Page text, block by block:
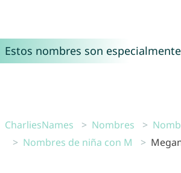
Estos nombres son
CharliesNames Nombres
Nombres de niña con M